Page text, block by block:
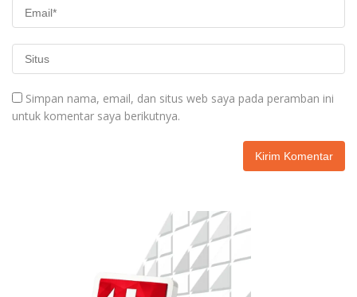
Simpan nama, email, dan situs web saya pada peramban ini
untuk komentar saya berikutnya.